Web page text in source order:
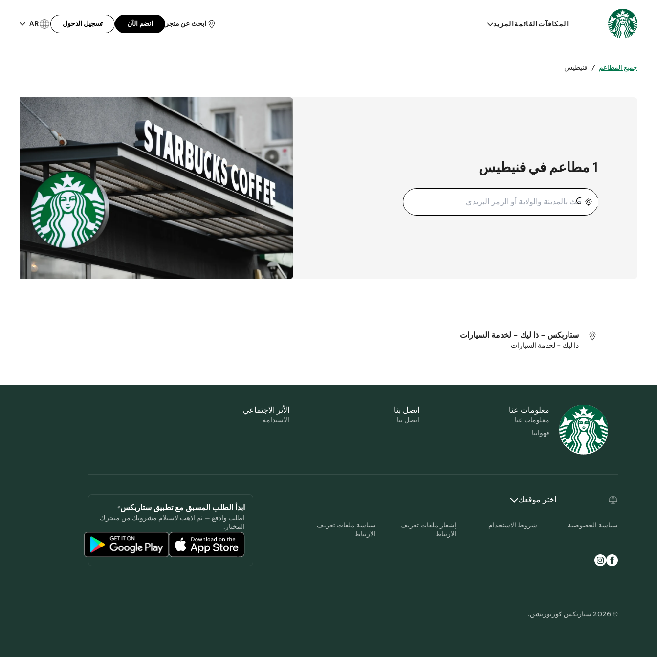
المكافآت القائمة المزيد ابحث عن متجر انضم الآن تسجيل الدخول AR
جميع المطاعم / فنيطيس
1 مطاعم في فنيطيس
ستاربكس - ذا ليك - لخدمة السيارات
ذا ليك - لخدمة السيارات
معلومات عنا
معلومات عنا
قهواتنا
اتصل بنا
اتصل بنا
الأثر الاجتماعي
الاستدامة
اختر موقعك
سياسة الخصوصية شروط الاستخدام
إشعار ملفات تعريف
الارتباط
سياسة ملفات تعريف
الارتباط
ابدأ الطلب المسبق مع تطبيق ستاربكس®
اطلب وادفع — ثم اذهب لاستلام مشروبك من متجرك
المختار.
© 2026 ستاربكس كوربوريشن.